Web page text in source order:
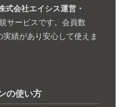
式会社エイシス運営・
サービスです。会員数
績があり安心して使えま
の使い方